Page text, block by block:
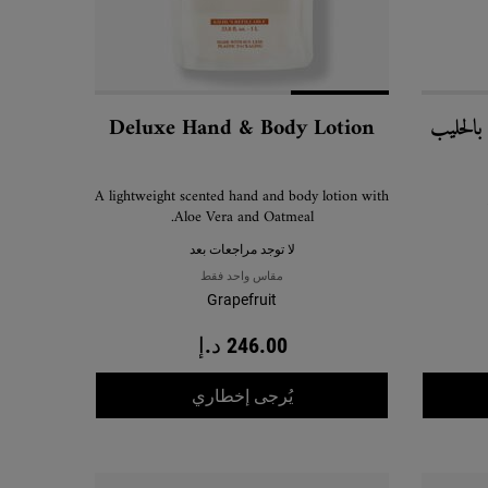
Deluxe Hand & Body Lotion
A lightweight scented hand and body lotion with
Aloe Vera and Oatmeal.
لا توجد مراجعات بعد
مقاس واحد فقط
Grapefruit
246.00 د.إ
يُرجى إخطاري